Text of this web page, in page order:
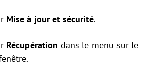
Mise à jour et sécurité.
Récupération dans le menu sur le